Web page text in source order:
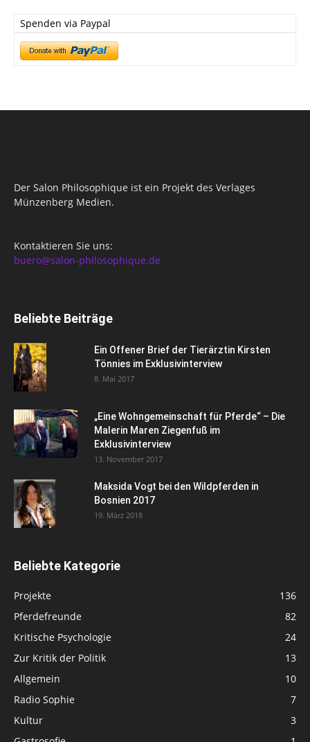
Spenden via Paypal
Der Salon Philosophique ist ein Projekt des Verlages
Münzenberg Medien.
Kontaktieren Sie uns:
buero@salon-philosophique.de
Beliebte Beiträge
Ein Offener Brief der Tierärztin Kirsten
Tönnies im Exklusivinterview
8. Mai 2017
„Eine Wohngemeinschaft für Pferde“ – Die
Malerin Maren Ziegenfuß im
Exklusivinterview
13. November 2017
Maksida Vogt bei den Wildpferden in
Bosnien 2017
19. März 2018
Beliebte Kategorie
Projekte
136
Pferdefreunde
82
Kritische Psychologie
24
Zur Kritik der Politik
13
Allgemein
10
Radio Sophie
7
Kultur
3